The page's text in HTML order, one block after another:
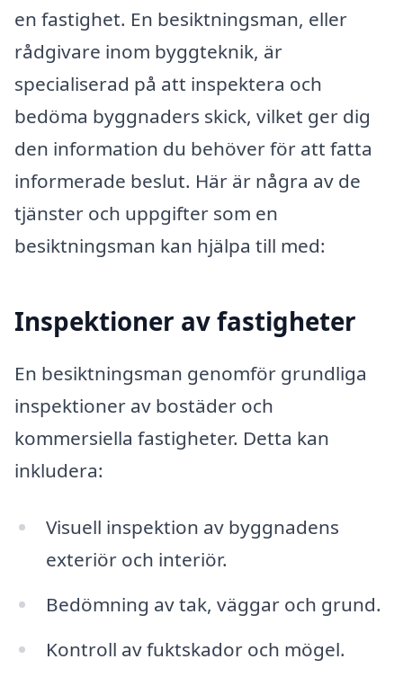
en fastighet. En besiktningsman, eller
rådgivare inom byggteknik, är
specialiserad på att inspektera och
bedöma byggnaders skick, vilket ger dig
den information du behöver för att fatta
informerade beslut. Här är några av de
tjänster och uppgifter som en
besiktningsman kan hjälpa till med:
Inspektioner av fastigheter
En besiktningsman genomför grundliga
inspektioner av bostäder och
kommersiella fastigheter. Detta kan
inkludera:
Visuell inspektion av byggnadens
exteriör och interiör.
Bedömning av tak, väggar och grund.
Kontroll av fuktskador och mögel.